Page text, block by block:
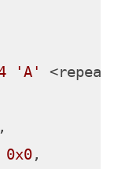
'A'
0x0,